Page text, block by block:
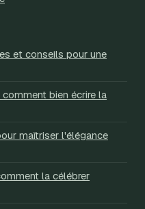
et conseils pour une
bien écrire la
maîtriser l'élégance
la célébrer